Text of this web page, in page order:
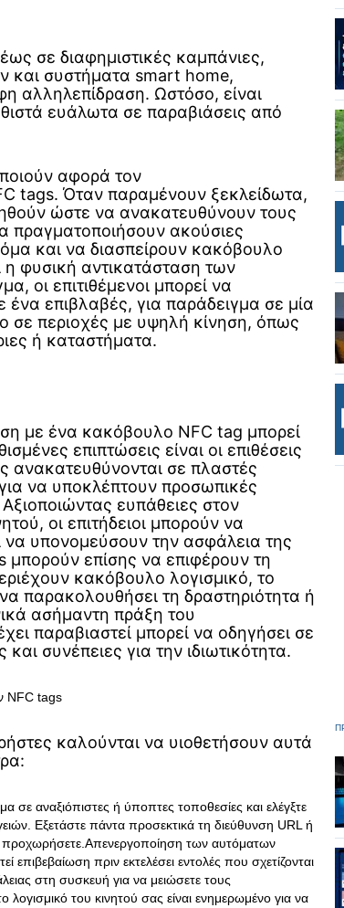
σε διαφημιστικές καμπάνιες,
και συστήματα smart home,
αλληλεπίδραση. Ωστόσο, είναι
ευάλωτα σε παραβιάσεις από
αφορά τον
tags. Όταν παραμένουν ξεκλείδωτα,
ώστε να ανακατευθύνουν τους
πραγματοποιήσουν ακούσιες
και να διασπείρουν κακόβουλο
η φυσική αντικατάσταση των
οι επιτιθέμενοι μπορεί να
επιβλαβές, για παράδειγμα σε μία
σε περιοχές με υψηλή κίνηση, όπως
ή καταστήματα.
με ένα κακόβουλο NFC tag μπορεί
επιπτώσεις είναι οι επιθέσεις
ανακατευθύνονται σε πλαστές
να υποκλέπτουν προσωπικές
ευπάθειες στον
οι επιτήδειοι μπορούν να
υπονομεύσουν την ασφάλεια της
επίσης να επιφέρουν τη
κακόβουλο λογισμικό, το
παρακολουθήσει τη δραστηριότητα ή
ασήμαντη πράξη του
παραβιαστεί μπορεί να οδηγήσει σε
συνέπειες για την ιδιωτικότητα.
NFC tags
καλούνται να υιοθετήσουν αυτά
αναξιόπιστες ή ύποπτες τοποθεσίες και ελέγξτε
Εξετάστε πάντα προσεκτικά τη διεύθυνση URL ή
προχωρήσετε.Απενεργοποίηση των αυτόματων
επιβεβαίωση πριν εκτελέσει εντολές που σχετίζονται
στη συσκευή για να μειώσετε τους
λογισμικό του κινητού σας είναι ενημερωμένο για να